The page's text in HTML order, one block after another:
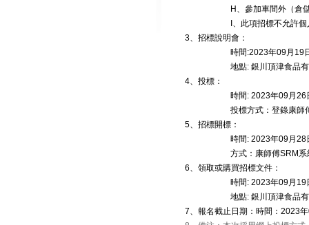
H 、參加車間外（倉
、此項招標不允許
3、招標說明會：
時間:2023年09月 19
地點: 銀川頂津食品
4、投標：
時間: 2023年09月 26
投標方式：登錄康師
5、招標開標：
時間: 2023年09月 28
方式：康師傅SRM 系
6、領取或購買招標文件：
時間: 2023年09月 19
地點: 銀川頂津食品
7、報名截止日期：時間： 2023年